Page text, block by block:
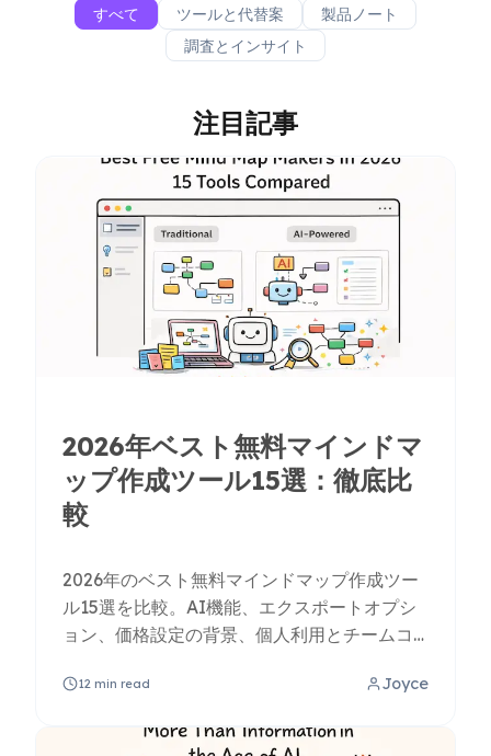
すべて ツールと代替案
製品ノート
調査とインサイト
注目記事
2026年ベスト無料マインドマ
ップ作成ツール15選：徹底比
較
2026年のベスト無料マインドマップ作成ツー
ル15選を比較。AI機能、エクスポートオプシ
ョン、価格設定の背景、個人利用とチームコ
説します。
12 min read Joyce